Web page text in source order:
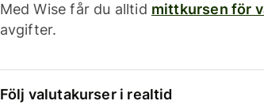
Med Wise får du alltid mittkursen för
avgifter.
Följ valutakurser i realtid